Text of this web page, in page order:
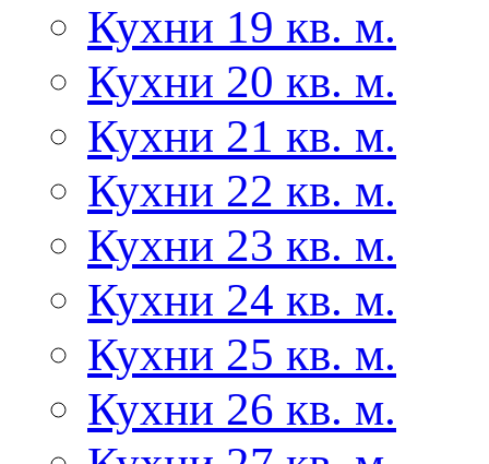
Кухни 19 кв. м.
Кухни 20 кв. м.
Кухни 21 кв. м.
Кухни 22 кв. м.
Кухни 23 кв. м.
Кухни 24 кв. м.
Кухни 25 кв. м.
Кухни 26 кв. м.